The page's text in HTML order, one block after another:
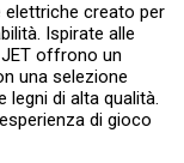
elettriche creato per
Ispirate alle
offrono un
una selezione
di alta qualità.
di gioco